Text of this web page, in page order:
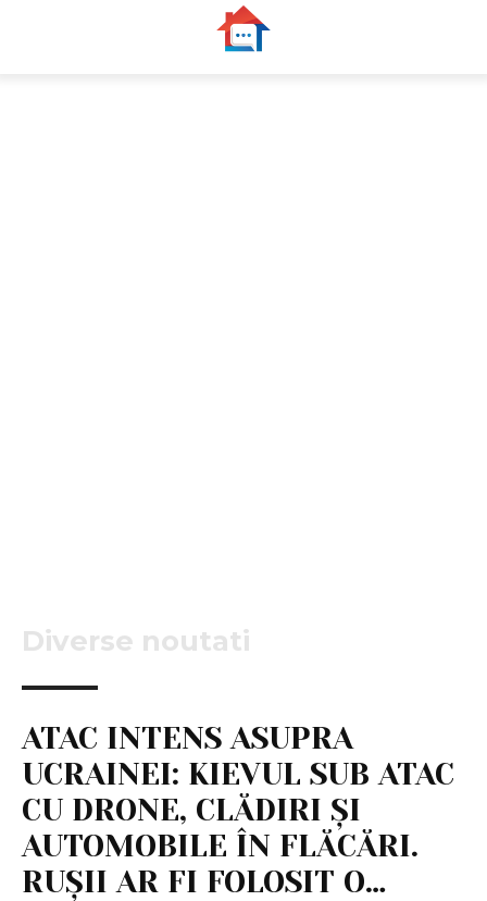
Diverse noutati
ATAC INTENS ASUPRA
UCRAINEI: KIEVUL SUB ATAC
CU DRONE, CLĂDIRI ȘI
AUTOMOBILE ÎN FLĂCĂRI.
RUȘII AR FI FOLOSIT O…